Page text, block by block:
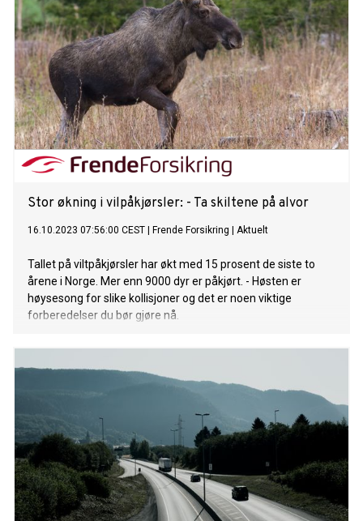
Stor økning i vilpåkjørsler: - Ta skiltene på alvor
16.10.2023 07:56:00 CEST Frende Forsikring Aktuelt
Tallet på viltpåkjørsler har økt med 15 prosent de siste to
årene i Norge. Mer enn 9000 dyr er påkjørt. - Høsten er
høysesong for slike kollisjoner og det er noen viktige
forberedelser du bør gjøre nå.